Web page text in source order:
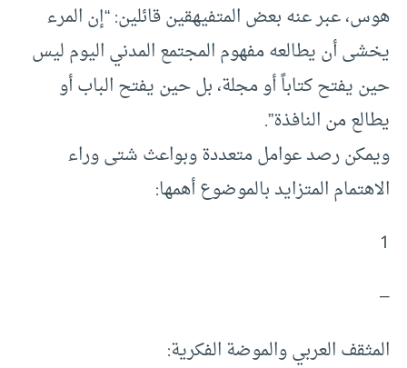
هوس، عبر عنه بعض المتفيهقين قائلين: “إن المرء
يخشى أن يطالعه مفهوم المجتمع المدني اليوم ليس
حين يفتح كتاباً أو مجلة، بل حين يفتح الباب أو
يطالع من النافذة”.
ويمكن رصد عوامل متعددة وبواعث شتى وراء
الاهتمام المتزايد بالموضوع أهمها:
1
–
المثقف العربي والموضة الفكرية: